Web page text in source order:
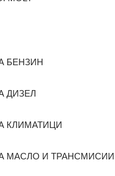
БЕНЗИН
ДИЗЕЛ
КЛИМАТИЦИ
МАСЛО И ТРАНСМИСИИ